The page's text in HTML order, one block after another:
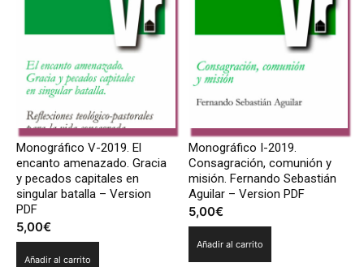
Monográfico V-2019. El
encanto amenazado. Gracia
y pecados capitales en
singular batalla – Version
PDF
5,00€
Añadir al carrito
Monográfico I-2019.
Consagración, comunión y
misión. Fernando Sebastián
Aguilar – Version PDF
5,00€
Añadir al carrito